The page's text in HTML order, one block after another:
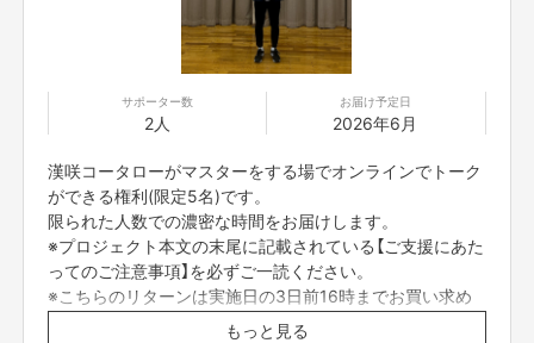
■参加者の配信中の録画撮影、録音、また、SNS等に詳細な配信内容を投稿
■不適切と考えられる言動があった場合、強制的に退出をお願いする場合が
■応募者は、自ら及び自らが代表となって応募した参加者全てが、反社会的
会運動等標ぼうゴロ、特殊知能暴力集団及びこれらに準ずる団体、並びにこ
れらの構成員等を指します。以下、同様とします。）に該当せず、また、こ
れら反社会的勢力との間で社会的に非難されるべき関係を有していないこと
を保証します。
■プロジェクト実施前及び実施中に上記に反する事態が発生した場合、いつ
でもプロジェクトの実行を中止することができ、プランナーは一切の責任を
負担しません。
■二次利用の目的や、有料イベントやPR目的での配信イベント・番組など
サポーター数
2人
お届け予定日
2026年6月
漢咲コータローがマスターをする場でオンラインでトーク
ができる権利(限定5名)です。
限られた人数での濃密な時間をお届けします。
※プロジェクト本文の末尾に記載されている【ご支援にあた
ってのご注意事項】を必ずご一読ください。
※こちらのリターンは実施日の3日前16時までお買い求め
頂けます。
もっと見る